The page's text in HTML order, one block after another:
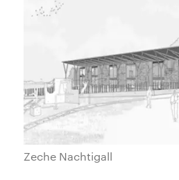
Zeche Nachtigall